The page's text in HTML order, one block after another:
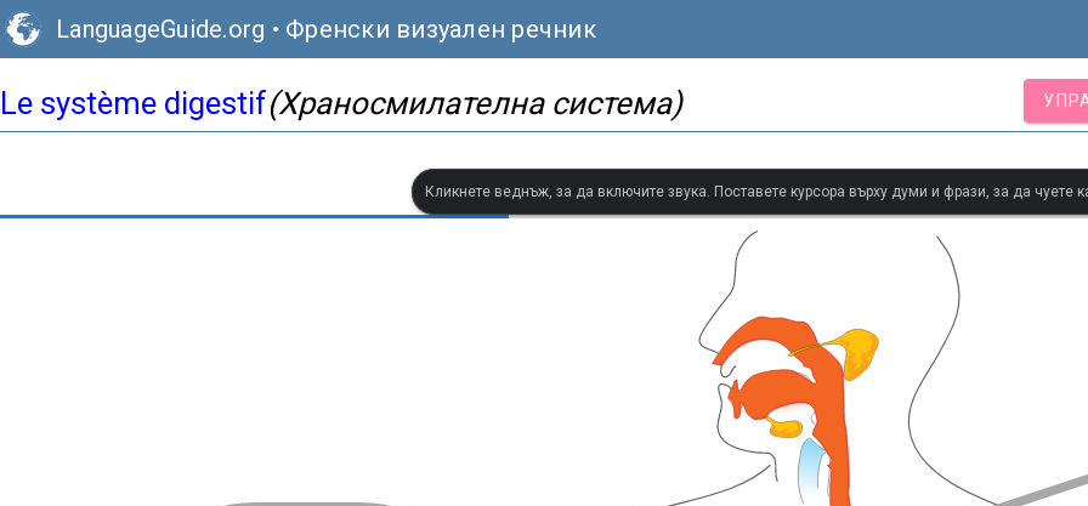
LanguageGuide.org • Френски визуален речник
Le système digestif(Храносмилателна система)
Кликнете веднъж, за да включите звука. Поставете курсора върху думи и фрази, за да чуете